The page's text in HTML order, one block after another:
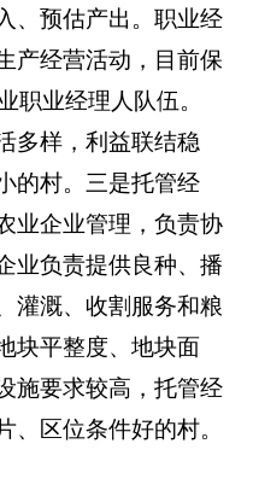
、预估产出。职业经
产经营活动，目前保
职业经理人队伍。
多样，利益联结稳
的村。三是托管经
业企业管理，负责协
业负责提供良种、播
灌溉、收割服务和粮
块平整度、地块面
施要求较高，托管经
、区位条件好的村。